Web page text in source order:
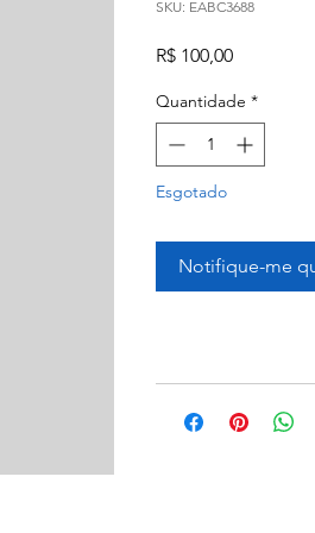
SKU: EABC3688
R$ 100,00Preço
Quantidade *
Esgotado
Notifique-me